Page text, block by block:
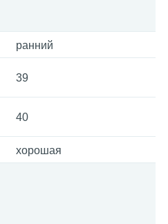
ранний
39
40
хорошая